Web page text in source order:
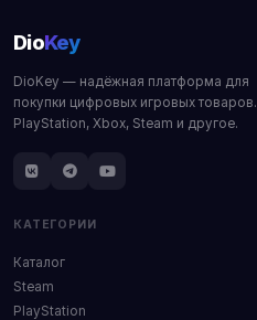
DioKey
DioKey — надёжная платформа для
покупки цифровых игровых товаров.
PlayStation, Xbox, Steam и другое.
КАТЕГОРИИ
Каталог
Steam
PlayStation